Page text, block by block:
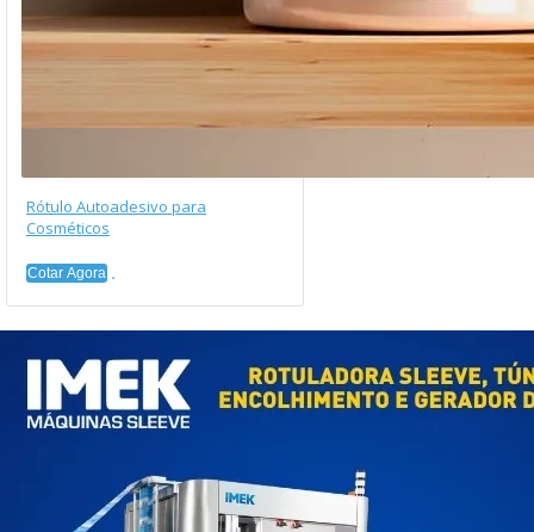
Rótulo Autoadesivo para
Cosméticos
Cotar Agora